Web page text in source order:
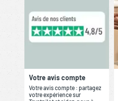
Votre avis compte
Votre avis compte : partagez
votre expérience sur